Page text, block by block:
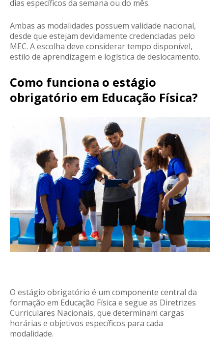
dias específicos da semana ou do mês.
Ambas as modalidades possuem validade nacional,
desde que estejam devidamente credenciadas pelo
MEC. A escolha deve considerar tempo disponível,
estilo de aprendizagem e logística de deslocamento.
Como funciona o estágio
obrigatório em Educação Física?
O estágio obrigatório é um componente central da
formação em Educação Física e segue as Diretrizes
Curriculares Nacionais, que determinam cargas
horárias e objetivos específicos para cada
modalidade.